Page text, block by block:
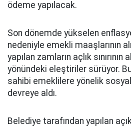
ödeme yapılacak.
Son dönemde yükselen
nedeniyle emekli maaşlarının
yapılan zamların açlık sınırının
yönündeki eleştiriler sürüyor.
sahibi emeklilere yönelik
devreye aldı.
Belediye tarafından yapılan